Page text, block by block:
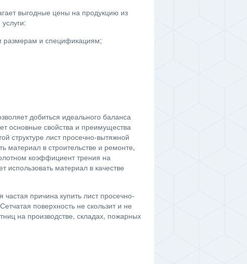
выгодные цены на продукцию из
размерам и спецификациям;
добиться идеального баланса
основные свойства и преимущества
структуре лист просечно-вытяжной
материал в строительстве и ремонте,
коэффициент трения на
материал в качестве
причина купить лист просечно-
поверхность не скользит и не
на производстве, складах, пожарных